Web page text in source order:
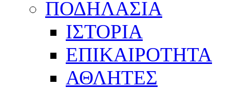
ΠΟΔΗΛΑΣΙΑ
ΙΣΤΟΡΙΑ
ΕΠΙΚΑΙΡΟΤΗΤΑ
ΑΘΛΗΤΕΣ